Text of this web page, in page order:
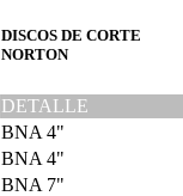
DISCOS DE CORTE
NORTON
DETALLE
BNA 4"
BNA 4"
BNA 7"